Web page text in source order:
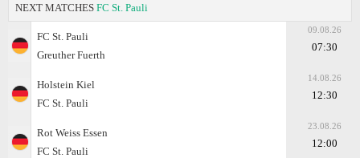
NEXT MATCHES FC St. Pauli
FC St. Pauli
Greuther Fuerth
09.08.26
07:30
Holstein Kiel
FC St. Pauli
14.08.26
12:30
Rot Weiss Essen
FC St. Pauli
23.08.26
12:00